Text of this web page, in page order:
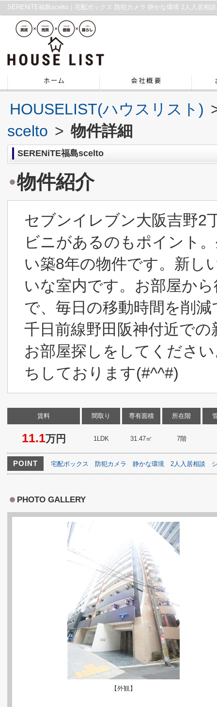
HOUSELIST(ハウスリスト)
scelto > 物件詳細
SERENiTE福島scelto
物件紹介
セブンイレブン大阪吉野2
ビニがあるのもポイント
い築8年の物件です。新し
いな室内です。お部屋か
で、毎日の移動時間を削
千日前線野田阪神付近で
お部屋探しをしてくださ
ちしております(#^^#)
賃料
11.1万円
間取り
1LDK
専有面積
31.47㎡
所在階
7階
POINT 宅配ボックス 防犯カメラ 静かな環境 2人入居相談
PHOTO GALLERY
【外観】